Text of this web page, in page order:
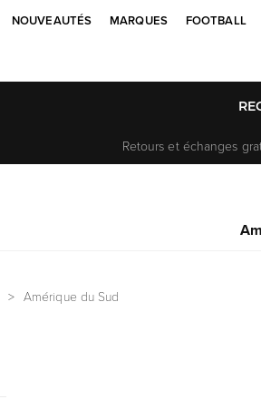
NOUVEAUTÉS MARQUES FOOTBALL
Retours et échanges
> Amérique du Sud